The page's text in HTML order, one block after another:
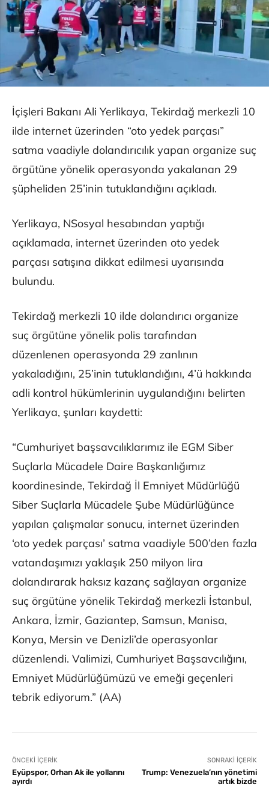
İçişleri Bakanı Ali Yerlikaya, Tekirdağ merkezli 10
ilde internet üzerinden “oto yedek parçası”
satma vaadiyle dolandırıcılık yapan organize suç
örgütüne yönelik operasyonda yakalanan 29
şüpheliden 25’inin tutuklandığını açıkladı.
Yerlikaya, NSosyal hesabından yaptığı
açıklamada, internet üzerinden oto yedek
parçası satışına dikkat edilmesi uyarısında
bulundu.
Tekirdağ merkezli 10 ilde dolandırıcı organize
suç örgütüne yönelik polis tarafından
düzenlenen operasyonda 29 zanlının
yakaladığını, 25’inin tutuklandığını, 4’ü hakkında
adli kontrol hükümlerinin uygulandığını belirten
Yerlikaya, şunları kaydetti:
“Cumhuriyet başsavcılıklarımız ile EGM Siber
Suçlarla Mücadele Daire Başkanlığımız
koordinesinde, Tekirdağ İl Emniyet Müdürlüğü
Siber Suçlarla Mücadele Şube Müdürlüğünce
yapılan çalışmalar sonucu, internet üzerinden
‘oto yedek parçası’ satma vaadiyle 500’den fazla
vatandaşımızı yaklaşık 250 milyon lira
dolandırarak haksız kazanç sağlayan organize
suç örgütüne yönelik Tekirdağ merkezli İstanbul,
Ankara, İzmir, Gaziantep, Samsun, Manisa,
Konya, Mersin ve Denizli’de operasyonlar
düzenlendi. Valimizi, Cumhuriyet Başsavcılığını,
Emniyet Müdürlüğümüzü ve emeği geçenleri
tebrik ediyorum.” (AA)
ÖNCEKI İÇERIK
Eyüpspor, Orhan Ak ile yollarını
ayırdı
SONRAKI İÇERIK
Trump: Venezuela’nın yönetimi
artık bizde